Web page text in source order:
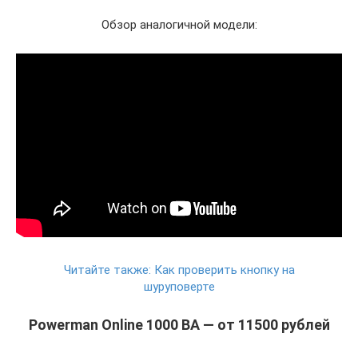
Обзор аналогичной модели:
Читайте также: Как проверить кнопку на
шуруповерте
Powerman Online 1000 ВА — от 11500 рублей